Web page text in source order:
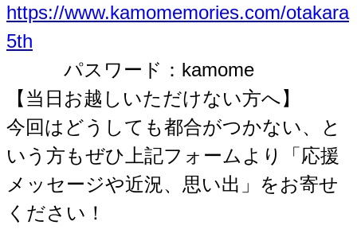
https://www.kamomemories.com/otakara
5th
パスワード：kamome
【当日お越しいただけない方へ】
今回はどうしても都合がつかない、と
いう方もぜひ上記フォームより「応援
メッセージや近況、思い出」をお寄せ
ください！